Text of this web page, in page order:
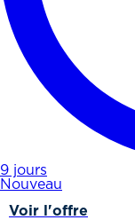
9 jours
Nouveau
Voir l'offre